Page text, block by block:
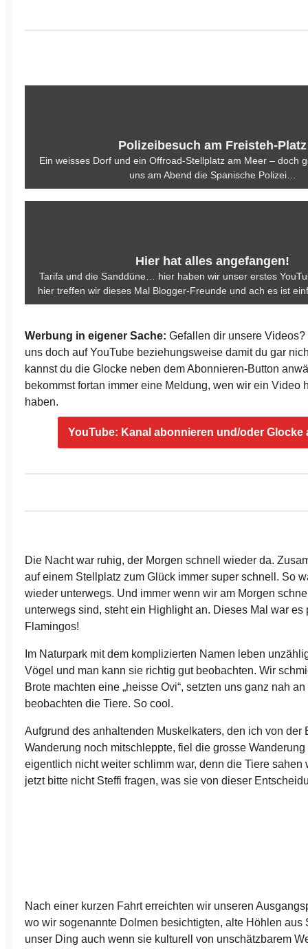
Polizeibesuch am Freisteh-Platz
Ein weisses Dorf und ein Offroad-Stellplatz am Meer – doch
uns am Abend die Spanische Polizei…
Hier hat alles angefangen!
Tarifa und die Sanddüne… hier haben wir unser erstes
hier treffen wir dieses Mal Blogger-Freunde und ach es ist
Werbung in eigener Sache: Gefallen dir unsere
uns doch auf YouTube beziehungsweise damit du gar
kannst du die Glocke neben dem Abonnieren-Button
bekommst fortan immer eine Meldung, wen wir ein Video
haben.
YouTube: Kanal abonnieren und/oder Glocke
Die Nacht war ruhig, der Morgen schnell wieder da.
auf einem Stellplatz zum Glück immer super schnell. So
wieder unterwegs. Und immer wenn wir am Morgen
unterwegs sind, steht ein Highlight an. Dieses Mal war es
Flamingos!
Im Naturpark mit dem komplizierten Namen leben
Vögel und man kann sie richtig gut beobachten. Wir
Brote machten eine „heisse Ovi“, setzten uns ganz nah
beobachten die Tiere. So cool.
Aufgrund des anhaltenden Muskelkaters, den ich von der
Wanderung noch mitschleppte, fiel die grosse Wanderung
eigentlich nicht weiter schlimm war, denn die Tiere sahen
jetzt bitte nicht Steffi fragen, was sie von dieser
Nach einer kurzen Fahrt erreichten wir unseren
wo wir sogenannte Dolmen besichtigten, alte Höhlen aus
unser Ding auch wenn sie kulturell von unschätzbarem